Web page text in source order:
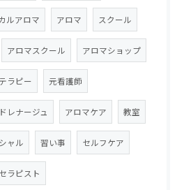
ルアロマ アロマ スクール
アロマスクール アロマショップ
ラピー 元看護師
レナージュ アロマケア 教室
ャル 習い事 セルフケア
ラピスト